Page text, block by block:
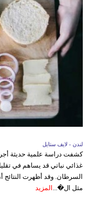
لندن - لايف ستايل
كشفت دراسة علمية حديثة
غذائي نباتي قد يساهم في
السرطان. وقد أظهرت النتائج
مثل ال�...
المزيد